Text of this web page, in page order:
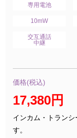
専用電池
10mW
交互通話
中継
価格(税込)
17,380円
インカム・トラン
す。